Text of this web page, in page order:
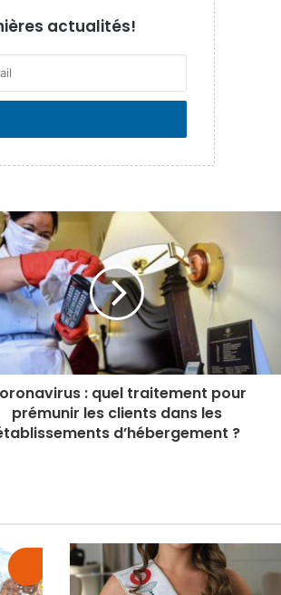
actualités!
: quel traitement pour
prémunir les clients dans les
d’hébergement ?